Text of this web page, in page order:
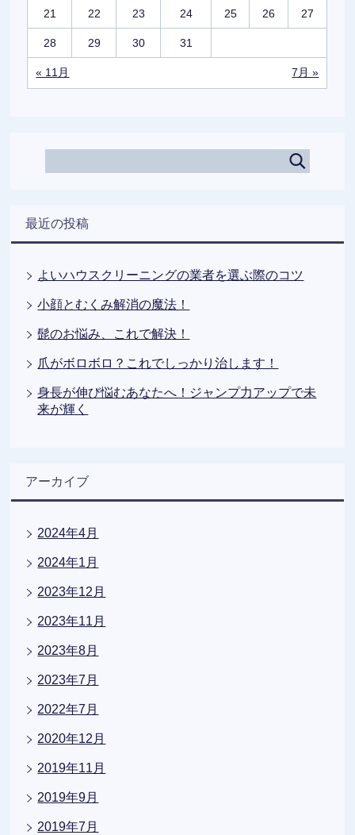
« 11月 7月 »
21 22 23 24 25 26 27
28 29 30 31
最近の投稿
よいハウスクリーニングの業者を選ぶ際のコツ
小顔とむくみ解消の魔法！
髭のお悩み、これで解決！
爪がボロボロ？これでしっかり治します！
身長が伸び悩むあなたへ！ジャンプ力アップで未
来が輝く
アーカイブ
2024年4月
2024年1月
2023年12月
2023年11月
2023年8月
2023年7月
2022年7月
2020年12月
2019年11月
2019年9月
2019年7月